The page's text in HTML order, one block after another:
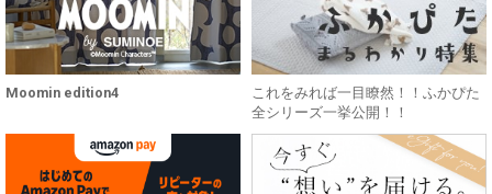
Moomin edition4
これをみれば一目瞭然！！ふかぴた
全シリーズ一挙公開！！